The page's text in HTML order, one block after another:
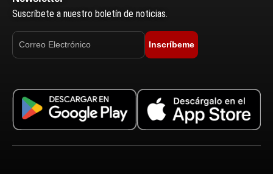
Suscríbete a nuestro boletín de noticias.
Inscríbeme